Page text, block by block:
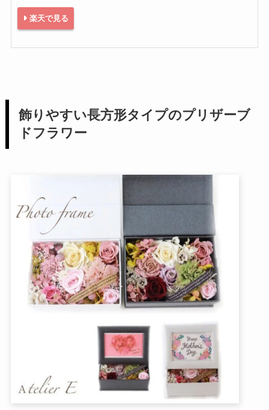
楽天で見る
飾りやすい長方形タイプのプリザーブ
ドフラワー